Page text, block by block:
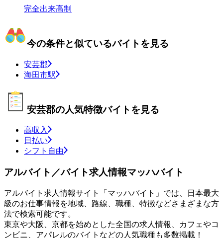
完全出来高制
今の条件と似ているバイトを見る
安芸郡
海田市駅
安芸郡の人気特徴バイトを見る
高収入
日払い
シフト自由
アルバイト／バイト求人情報マッハバイト
アルバイト求人情報サイト「マッハバイト」では、日本最大
級のお仕事情報を地域、路線、職種、特徴などさまざまな方
法で検索可能です。
東京や大阪、京都を始めとした全国の求人情報、カフェやコ
ンビニ、アパレルのバイトなどの人気職種も多数掲載！